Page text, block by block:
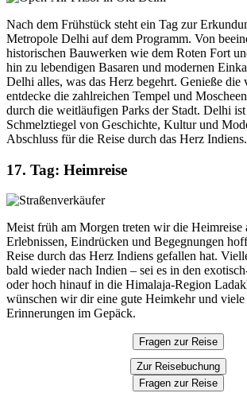
Nach dem Frühstück steht ein Tag zur
Metropole Delhi auf dem Programm. Von
historischen Bauwerken wie dem Roten Fort
hin zu lebendigen Basaren und modernen
Delhi alles, was das Herz begehrt. Genieße
entdecke die zahlreichen Tempel und
durch die weitläufigen Parks der Stadt. Delhi
Schmelztiegel von Geschichte, Kultur und
Abschluss für die Reise durch das Herz Indiens.
17. Tag: Heimreise
Meist früh am Morgen treten wir die Heimreise
Erlebnissen, Eindrücken und Begegnungen
Reise durch das Herz Indiens gefallen hat.
bald wieder nach Indien – sei es in den
oder hoch hinauf in die Himalaja-Region
wünschen wir dir eine gute Heimkehr und viele
Erinnerungen im Gepäck.
Fragen zur Reise
Zur Reisebuchung
Fragen zur Reise